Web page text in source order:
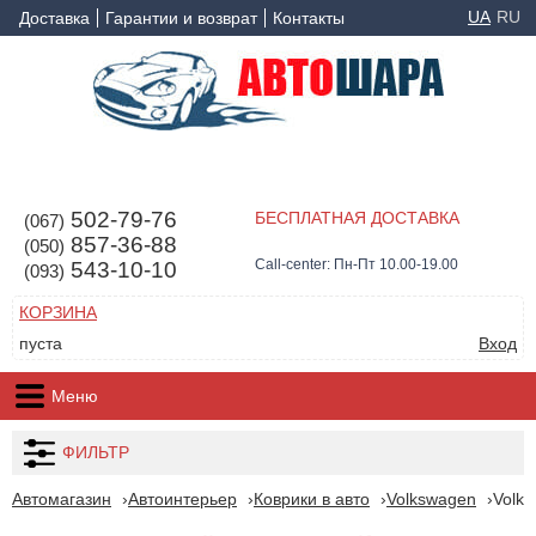
Доставка Гарантии и возврат Контакты UA RU
(067) 502-79-76
(050) 857-36-88
(093) 543-10-10
БЕСПЛАТНАЯ ДОСТАВКА
Call-center: Пн-Пт 10.00-19.00
КОРЗИНА
пуста
Вход
Меню
ФИЛЬТР
Автомагазин Автоинтерьер Коврики в авто Volkswagen